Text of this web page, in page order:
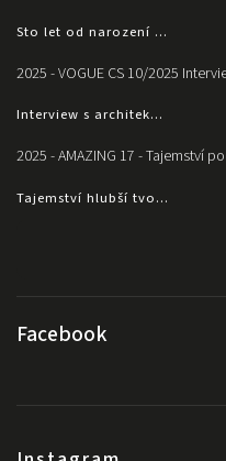
Sto let od narození ...
2025 - VOGUE CS 10/2025
Interview s architek...
2025 - AMAZING 17 - Tajemství
Tajemství hlubší tvo...
Facebook